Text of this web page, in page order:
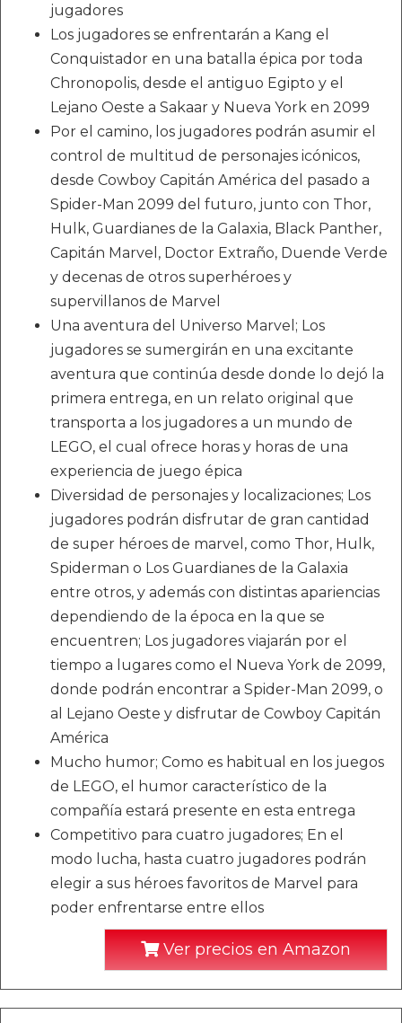
jugadores
Los jugadores se enfrentarán a Kang el
Conquistador en una batalla épica por toda
Chronopolis, desde el antiguo Egipto y el
Lejano Oeste a Sakaar y Nueva York en 2099
Por el camino, los jugadores podrán asumir el
control de multitud de personajes icónicos,
desde Cowboy Capitán América del pasado a
Spider-Man 2099 del futuro, junto con Thor,
Hulk, Guardianes de la Galaxia, Black Panther,
Capitán Marvel, Doctor Extraño, Duende Verde
y decenas de otros superhéroes y
supervillanos de Marvel
Una aventura del Universo Marvel; Los
jugadores se sumergirán en una excitante
aventura que continúa desde donde lo dejó la
primera entrega, en un relato original que
transporta a los jugadores a un mundo de
LEGO, el cual ofrece horas y horas de una
experiencia de juego épica
Diversidad de personajes y localizaciones; Los
jugadores podrán disfrutar de gran cantidad
de super héroes de marvel, como Thor, Hulk,
Spiderman o Los Guardianes de la Galaxia
entre otros, y además con distintas apariencias
dependiendo de la época en la que se
encuentren; Los jugadores viajarán por el
tiempo a lugares como el Nueva York de 2099,
donde podrán encontrar a Spider-Man 2099, o
al Lejano Oeste y disfrutar de Cowboy Capitán
América
Mucho humor; Como es habitual en los juegos
de LEGO, el humor característico de la
compañía estará presente en esta entrega
Competitivo para cuatro jugadores; En el
modo lucha, hasta cuatro jugadores podrán
elegir a sus héroes favoritos de Marvel para
poder enfrentarse entre ellos
Ver precios en Amazon